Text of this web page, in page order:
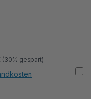
(30% gespart)